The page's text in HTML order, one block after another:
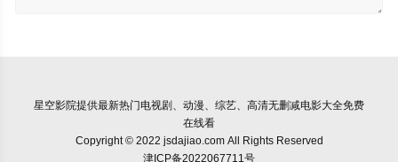
星空影院提供最新热门电视剧、动漫、综艺、高清无删减电影大全免费
在线看
Copyright © 2022 jsdajiao.com All Rights Reserved
津ICP备2022067711号